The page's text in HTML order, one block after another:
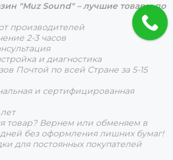
"Muz Sound" – лучшие товары по
производителей
2-3 часов
и диагностика
Почтой по всей Стране за 5-15
и сертифицированная
товар? Вернем или обменяем в
дней без оформления лишних бумаг!
для постоянных покупателей